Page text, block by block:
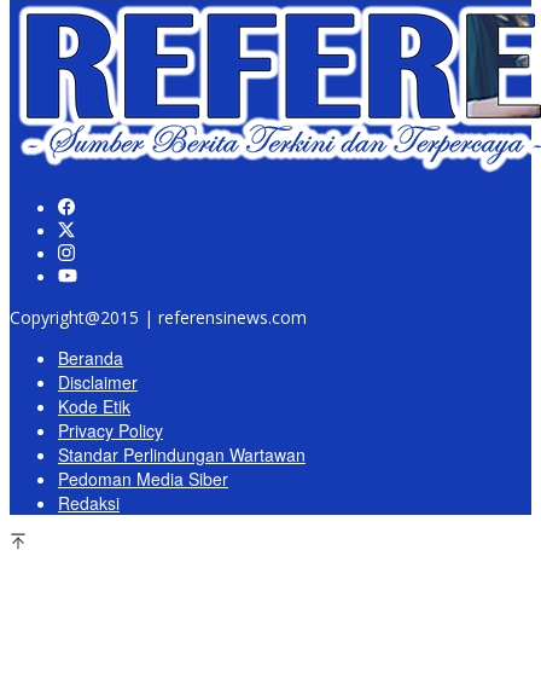
Copyright@2015 | referensinews.com
Beranda
Disclaimer
Kode Etik
Privacy Policy
Standar Perlindungan Wartawan
Pedoman Media Siber
Redaksi